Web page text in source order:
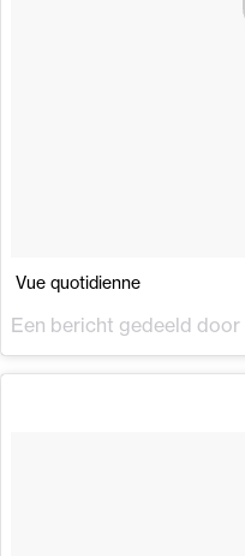
Vue quotidienne
Een bericht gedeeld door